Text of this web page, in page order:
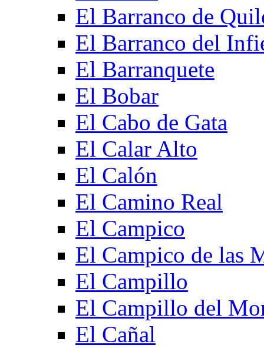
El Barranco de
El Barranco del
El Barranquete
El Bobar
El Cabo de Gata
El Calar Alto
El Calón
El Camino Real
El Campico
El Campico de las
El Campillo
El Campillo del
El Cañal